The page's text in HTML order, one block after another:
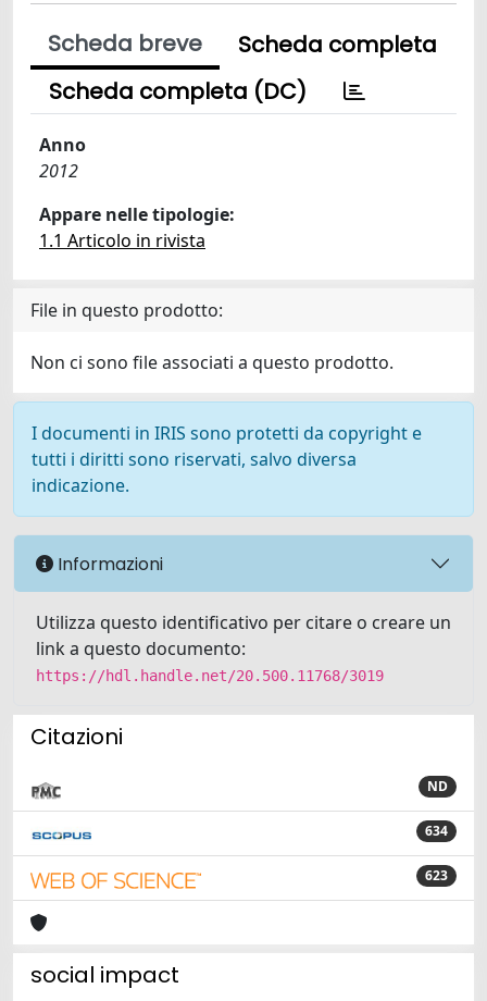
Scheda breve
Scheda completa
Scheda completa (DC)
Anno
2012
Appare nelle tipologie:
1.1 Articolo in rivista
File in questo prodotto:
Non ci sono file associati a questo prodotto.
I documenti in IRIS sono protetti da copyright e
tutti i diritti sono riservati, salvo diversa
indicazione.
Informazioni
Utilizza questo identificativo per citare o creare un
link a questo documento:
https://hdl.handle.net/20.500.11768/3019
Citazioni
ND
634
623
social impact